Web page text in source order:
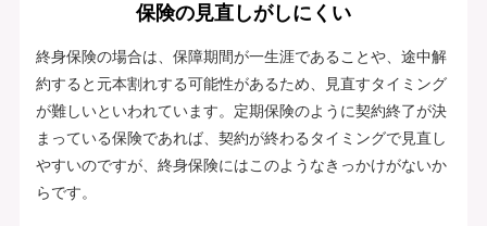
保険の見直しがしにくい
終身保険の場合は、保障期間が一生涯であることや、途中解
約すると元本割れする可能性があるため、見直すタイミング
が難しいといわれています。定期保険のように契約終了が決
まっている保険であれば、契約が終わるタイミングで見直し
やすいのですが、終身保険にはこのようなきっかけがないか
らです。